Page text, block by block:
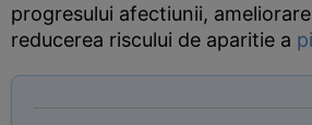
progresului afectiunii,
reducerea riscului de aparitie a